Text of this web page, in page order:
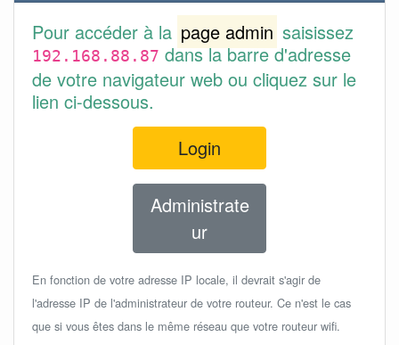
Pour accéder à la page admin saisissez
192.168.88.87 dans la barre d'adresse
de votre navigateur web ou cliquez sur le
lien ci-dessous.
Login
Administrate
ur
En fonction de votre adresse IP locale, il devrait s'agir de
l'adresse IP de l'administrateur de votre routeur. Ce n'est le cas
que si vous êtes dans le même réseau que votre routeur wifi.